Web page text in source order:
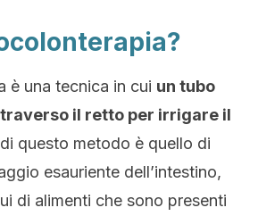
è una tecnica in cui un tubo
il retto per irrigare il
questo metodo è quello di
esauriente dell’intestino,
di alimenti che sono presenti